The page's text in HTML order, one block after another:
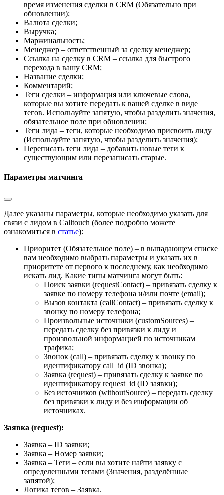
время изменения сделки в CRM (Обязательно при
обновлении);
Валюта сделки;
Выручка;
Маржинальность;
Менеджер – ответственный за сделку менеджер;
Ссылка на сделку в CRM – ссылка для быстрого
перехода в вашу CRM;
Название сделки;
Комментарий;
Теги сделки – информация или ключевые слова,
которые вы хотите передать к вашей сделке в виде
тегов. Используйте запятую, чтобы разделить значения,
обязательное поле при обновлении;
Теги лида – теги, которые необходимо присвоить лиду
(Используйте запятую, чтобы разделить значения);
Переписать теги лида – добавить новые теги к
существующим или перезаписать старые.
Параметры матчинга
Далее указаны параметры, которые необходимо указать для
связи с лидом в Calltouch (более подробно можете
ознакомиться в статье):
Приоритет (Обязательное поле) – в выпадающем списке
вам необходимо выбрать параметры и указать их в
приоритете от первого к последнему, как необходимо
искать лид. Какие типы матчинга могут быть:
Поиск заявки (requestContact) – привязать сделку к
заявке по номеру телефона и/или почте (email);
Вызов контакта (callContact) – привязать сделку к
звонку по номеру телефона;
Произвольные источники (customSources) –
передать сделку без привязки к лиду и
произвольной информацией по источникам
трафика;
Звонок (call) – привязать сделку к звонку по
идентификатору call_id (ID звонка);
Заявка (request) – привязать сделку к заявке по
идентификатору request_id (ID заявки);
Без источников (withoutSource) – передать сделку
без привязки к лиду и без информации об
источниках.
Заявка (request):
Заявка – ID заявки;
Заявка – Номер заявки;
Заявка – Теги – если вы хотите найти заявку с
определенными тегами (Значения, разделённые
запятой);
Логика тегов – Заявка.